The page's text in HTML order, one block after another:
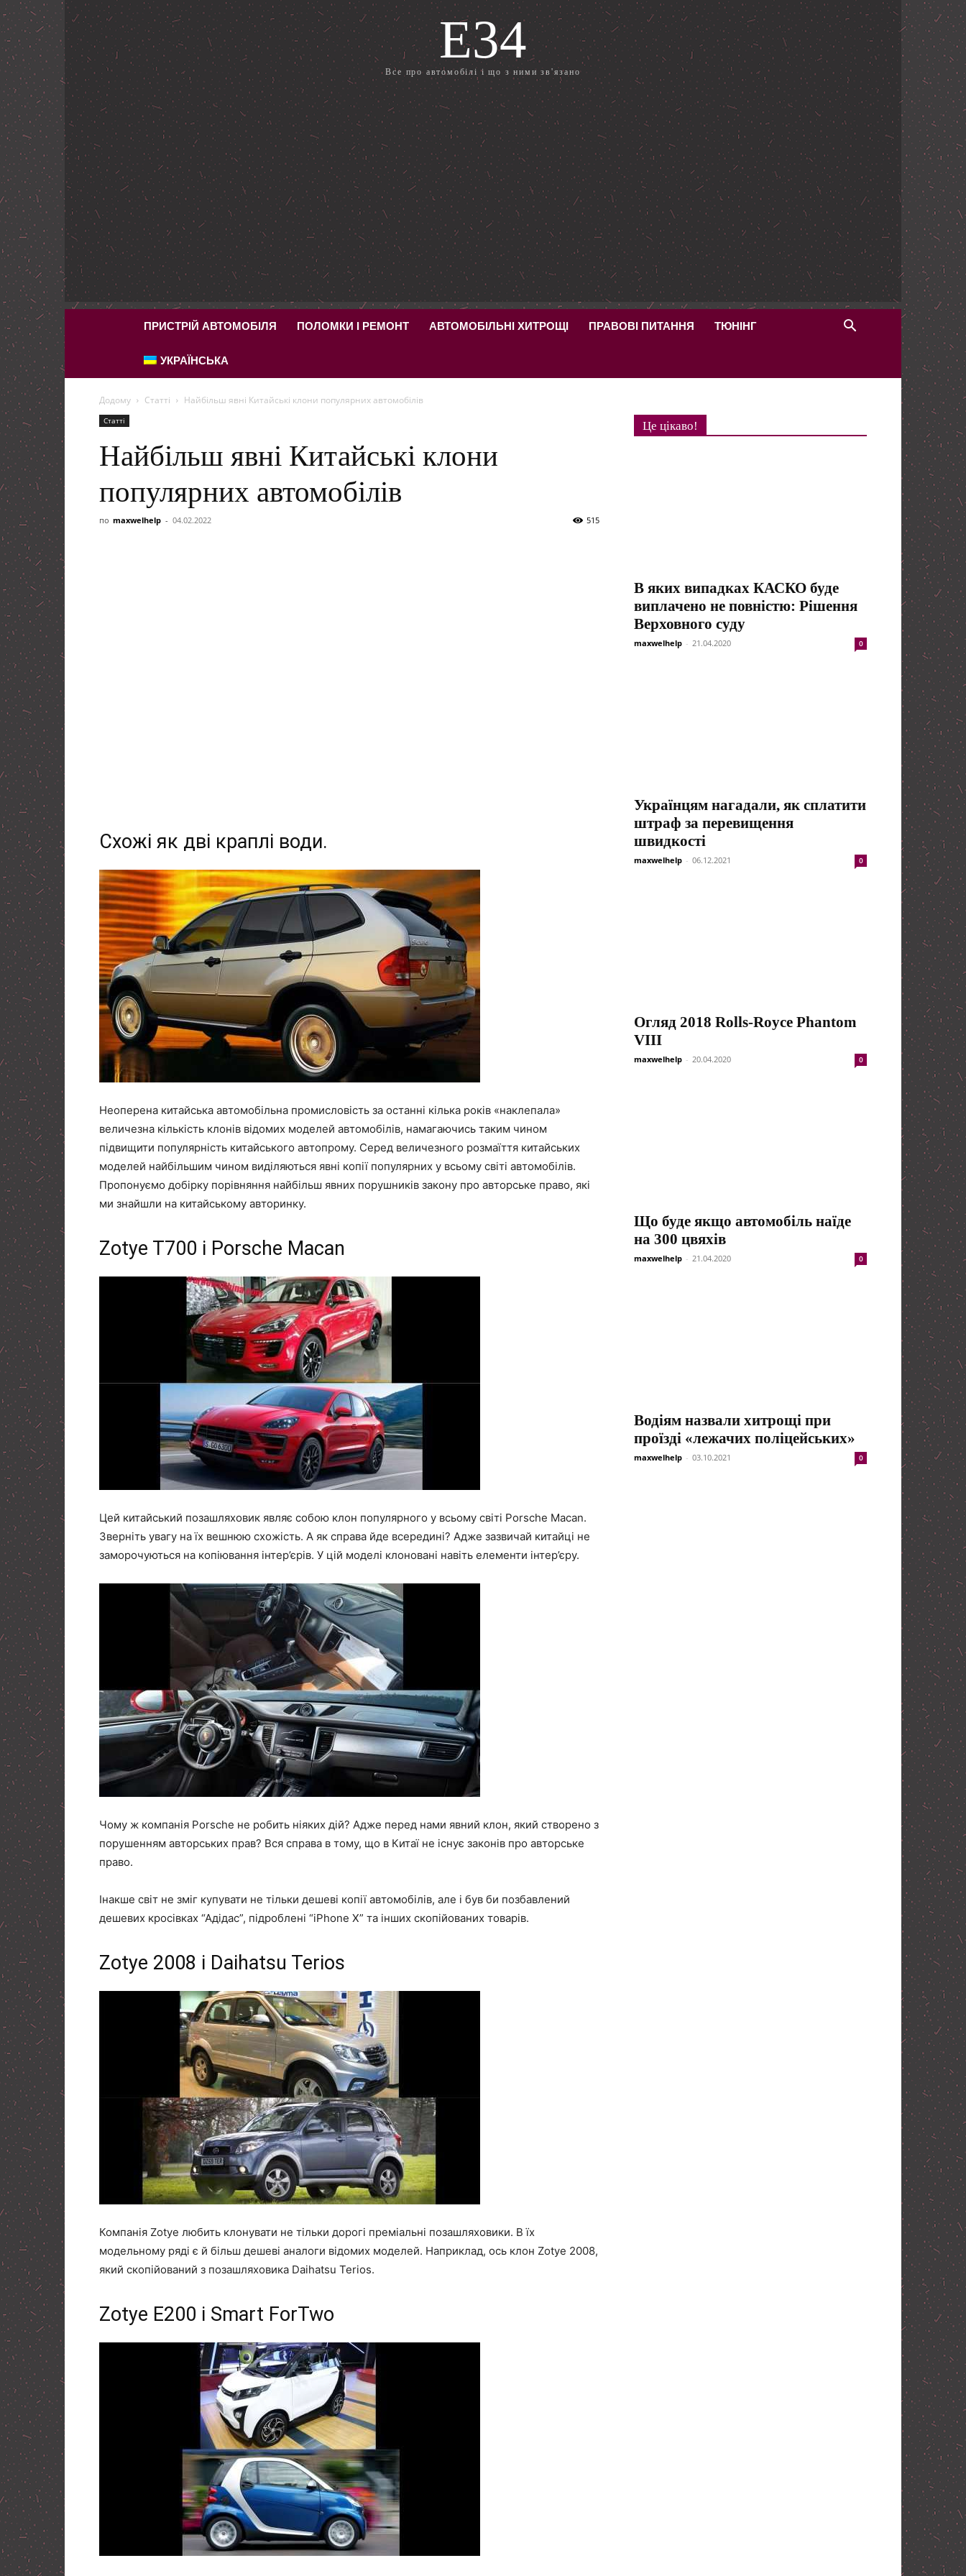
E34
Все про автомобілі і що з ними зв'язано
ПРИСТРІЙ АВТОМОБІЛЯ ПОЛОМКИ І РЕМОНТ АВТОМОБІЛЬНІ ХИТРОЩІ ПРАВОВІ ПИТАННЯ ТЮНІНГ
УКРАЇНСЬКА
Додому Статті Найбільш явні Китайські клони популярних автомобілів
Статті
Найбільш явні Китайські клони
популярних автомобілів
по maxwelhelp - 04.02.2022 515
Схожі як дві краплі води.
Неоперена китайська автомобільна промисловість за останні кілька років «наклепала»
величезна кількість клонів відомих моделей автомобілів, намагаючись таким чином
підвищити популярність китайського автопрому. Серед величезного розмаїття китайських
моделей найбільшим чином виділяються явні копії популярних у всьому світі автомобілів.
Пропонуємо добірку порівняння найбільш явних порушників закону про авторське право, які
ми знайшли на китайському авторинку.
Zotye T700 і Porsche Macan
Цей китайський позашляховик являє собою клон популярного у всьому світі Porsche Macan.
Зверніть увагу на їх вешнюю схожість. А як справа йде всередині? Адже зазвичай китайці не
заморочуються на копіювання інтер’єрів. У цій моделі клоновані навіть елементи інтер’єру.
Чому ж компанія Porsche не робить ніяких дій? Адже перед нами явний клон, який створено з
порушенням авторських прав? Вся справа в тому, що в Китаї не існує законів про авторське
право.
Інакше світ не зміг купувати не тільки дешеві копії автомобілів, але і був би позбавлений
дешевих кросівках “Адідас”, підроблені “iPhone X” та інших скопійованих товарів.
Zotye 2008 і Daihatsu Terios
Компанія Zotye любить клонувати не тільки дорогі преміальні позашляховики. В їх
модельному ряді є й більш дешеві аналоги відомих моделей. Наприклад, ось клон Zotye 2008,
який скопійований з позашляховика Daihatsu Terios.
Zotye Е200 і Smart ForTwo
Це цікаво!
В яких випадках КАСКО буде
виплачено не повністю: Рішення
Верховного суду
maxwelhelp - 21.04.2020 0
Українцям нагадали, як сплатити
штраф за перевищення
швидкості
maxwelhelp - 06.12.2021 0
Огляд 2018 Rolls-Royce Phantom
VIII
maxwelhelp - 20.04.2020 0
Що буде якщо автомобіль наїде
на 300 цвяхів
maxwelhelp - 21.04.2020 0
Водіям назвали хитрощі при
проїзді «лежачих поліцейських»
maxwelhelp - 03.10.2021 0